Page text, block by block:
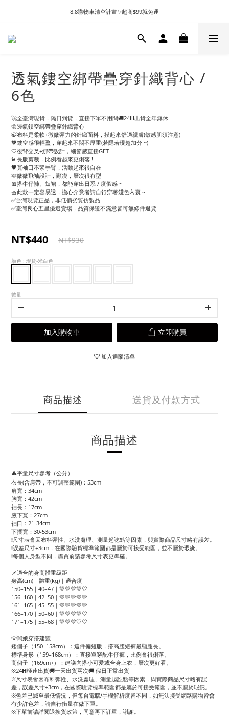
8.8購物車清空計畫✨超商$99就免運
透氣鏤空綁帶疊穿針織背心 /
6色
🚀全臺灣現貨，隔日到貨，直接下單不用問🚚24𝗛出貨全年無休
🌼透氣鏤空綁帶疊穿針織背心
🍃布料是柔軟+微微彈力的針織面料，摸起來舒適親膚(敏感肌須注意)
🧡鏤空感很輕盈，穿起來不悶不厚重(若隱若現超加分 ~)
🤍後背交叉+綁帶設計，細節感直接GET
💫長版剪裁，比例看起來更俐落 !
🖤寬袖口不緊手臂，活動起來很自在
🫶微微飛袖設計，顯瘦，層次很有型
🎀搭牛仔褲、短裙，都能穿出日系 / 度假感 ~
🧺此款一定容易透，擔心介意者請自行穿著淺色內裏 ~
✅台灣現貨正品，非低價劣質仿製品
✅臺灣良心五星優選賣場，品質保證不滿意皆可無條件退貨
NT$440 NT$930
顏色 : 現貨-米白色
數量
加入購物車 立即購買
加入追蹤清單
商品描述 送貨及付款方式
商品描述
⚠️平量尺寸參考（公分）
衣長(含肩帶，不可調整範圍)：53cm
肩寬：34cm
胸寬：42cm
袖長：17cm
腋下寬：27cm
袖口：21-34cm
下擺寬：30-53cm
❕尺寸表會因布料彈性、水洗處理、測量起訖點等因素，與實際商品尺寸略有誤差。
❕誤差尺寸±3cm，在國際驗貨標準範圍都是屬於可接受範圍，並不屬於瑕疵。
❕每個人身型不同，購買前請參考尺寸表更準確。
📌適合的身高體重級距
身高(cm)｜體重(kg)｜適合度
150–155｜40–47｜💛💛💛💛🤍
156–160｜42–50｜💛💛💛💛💛
161–165｜45–55｜💛💛💛💛💛
166–170｜50–60｜💛💛💛💛🤍
171–175｜55–68｜💛💛💛🤍🤍
💡闆娘穿搭建議
矮個子（150–158cm）：這件偏短版，搭高腰短褲最顯腿長。
標準身形（159–168cm）：直接單穿配牛仔褲，比例會很俐落。
高個子（169cm+）：建議內搭小可愛或合身上衣，層次更好看。
※24𝗛極速出貨🚚一天出貨兩次🚚 假日正常出貨
※尺寸表會因布料彈性、水洗處理、測量起訖點等因素，與實際商品尺寸略有誤
差，誤差尺寸±3cm，在國際驗貨標準範圍都是屬於可接受範圍，並不屬於瑕疵。
※色差已減至最低情況，但每台電腦/手機解析度皆不同，如無法接受網路購物皆會
有少許色差，請自行衡量在做下單。
※下單前請詳閱退換貨政策，同意再下訂單，謝謝。